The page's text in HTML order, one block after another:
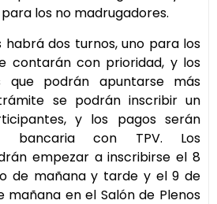
para los no madrugadores.
habrá dos turnos, uno para los
contarán con prioridad, y los
que podrán apuntarse más
se podrán inscribir un
y los pagos serán
bancaria con TPV. Los
empezar a inscribirse el 8
de mañana y tarde y el 9 de
mañana en el Salón de Plenos